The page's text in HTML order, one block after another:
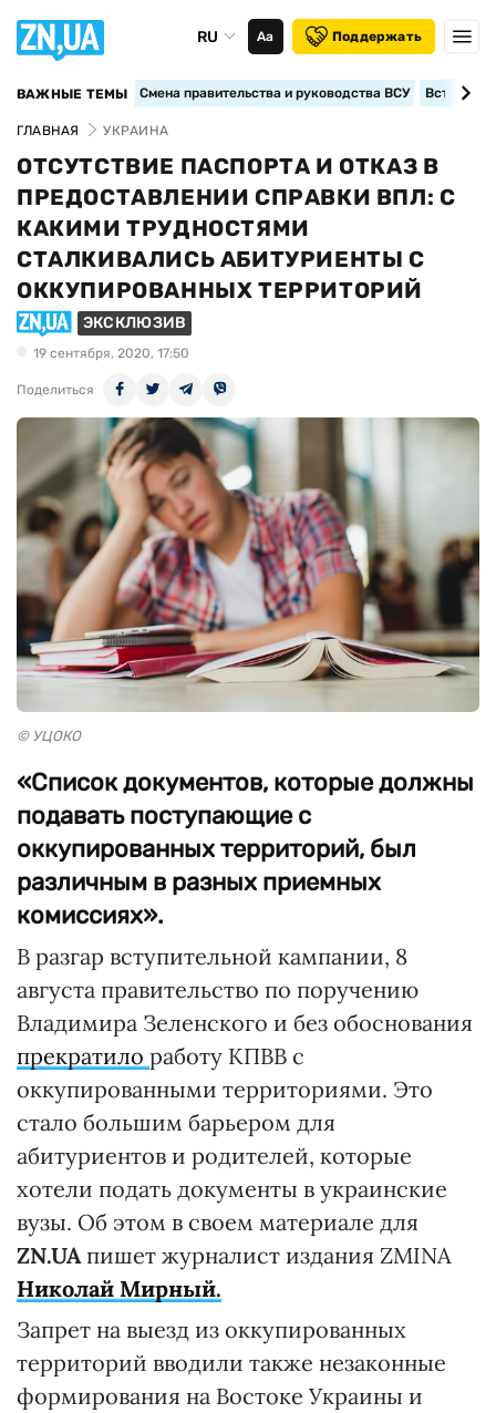
RU Аа Поддержать
ВАЖНЫЕ ТЕМЫ Смена правительства и руководства ВСУ
ГЛАВНАЯ УКРАИНА
ОТСУТСТВИЕ ПАСПОРТА И ОТКАЗ В
ПРЕДОСТАВЛЕНИИ СПРАВКИ ВПЛ: С
КАКИМИ ТРУДНОСТЯМИ
СТАЛКИВАЛИСЬ АБИТУРИЕНТЫ С
ОККУПИРОВАННЫХ ТЕРРИТОРИЙ
ЭКСКЛЮЗИВ
19 сентября, 2020, 17:50
Поделиться
© УЦОКО
«Список документов, которые должны
подавать поступающие с
оккупированных территорий, был
различным в разных приемных
комиссиях».
В разгар вступительной кампании, 8
августа правительство по поручению
Владимира Зеленского и без обоснования
прекратило работу КПВВ с
оккупированными территориями. Это
стало большим барьером для
абитуриентов и родителей, которые
хотели подать документы в украинские
вузы. Об этом в своем материале для
ZN.UAпишет журналист издания ZMINA
Николай Мирный.
Запрет на выезд из оккупированных
территорий вводили также незаконные
формирования на Востоке Украины и